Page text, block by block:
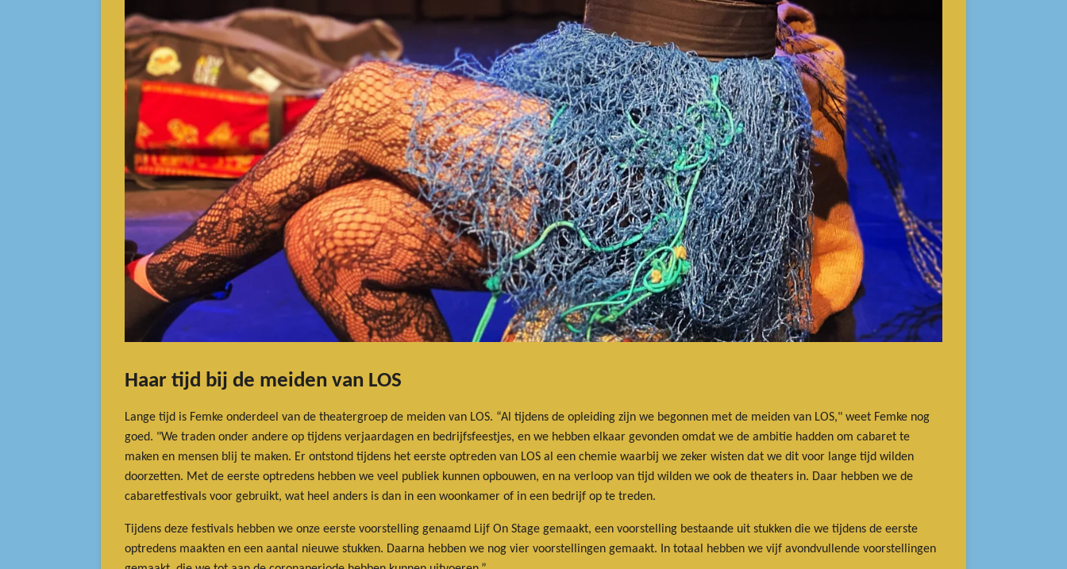
Haar tijd bij de meiden van LOS
Lange tijd is Femke onderdeel van de theatergroep de meiden van LOS. “Al tijdens de opleiding zijn we begonnen met de meiden van LOS," weet Femke nog
goed. "We traden onder andere op tijdens verjaardagen en bedrijfsfeestjes, en we hebben elkaar gevonden omdat we de ambitie hadden om cabaret te
maken en mensen blij te maken. Er ontstond tijdens het eerste optreden van LOS al een chemie waarbij we zeker wisten dat we dit voor lange tijd wilden
doorzetten. Met de eerste optredens hebben we veel publiek kunnen opbouwen, en na verloop van tijd wilden we ook de theaters in. Daar hebben we de
cabaretfestivals voor gebruikt, wat heel anders is dan in een woonkamer of in een bedrijf op te treden.
Tijdens deze festivals hebben we onze eerste voorstelling genaamd Lijf On Stage gemaakt, een voorstelling bestaande uit stukken die we tijdens de eerste
optredens maakten en een aantal nieuwe stukken. Daarna hebben we nog vier voorstellingen gemaakt. In totaal hebben we vijf avondvullende voorstellingen